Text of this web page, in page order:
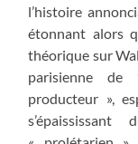
l’histoire
étonnant alors
théorique sur
parisienne de
producteur »,